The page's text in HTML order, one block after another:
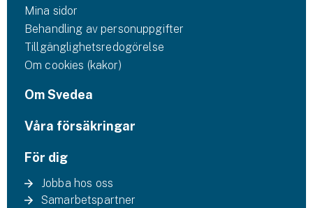
Mina sidor
Behandling av personuppgifter
Tillgänglighetsredogörelse
Om cookies (kakor)
Om Svedea
Våra försäkringar
För dig
Jobba hos oss
Samarbetspartner